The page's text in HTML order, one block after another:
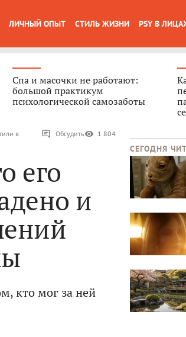
ЛИЧНЫЙ ОПЫТ СТИЛЬ ЖИЗНИ PSY В
Спа и масочки не работают:
большой практикум
психологической самозаботы
в
Обсудить 1 804
его
и
кто мог за ней
СЕГОДНЯ